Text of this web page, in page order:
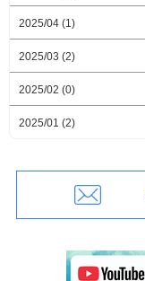
2025/04 (1)
2025/03 (2)
2025/02 (0)
2025/01 (2)